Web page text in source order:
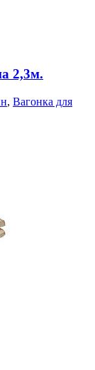
2,3м.
, Вагонка для